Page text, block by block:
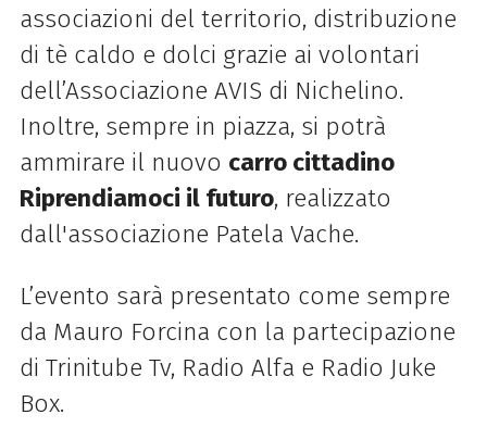
associazioni del territorio, distribuzione
di tè caldo e dolci grazie ai volontari
dell’Associazione AVIS di Nichelino.
Inoltre, sempre in piazza, si potrà
ammirare il nuovo carro cittadino
Riprendiamoci il futuro, realizzato
dall'associazione Patela Vache.
L’evento sarà presentato come sempre
da Mauro Forcina con la partecipazione
di Trinitube Tv, Radio Alfa e Radio Juke
Box.